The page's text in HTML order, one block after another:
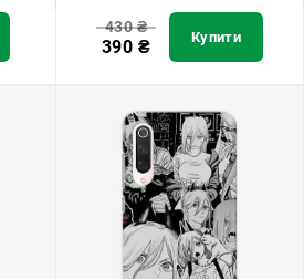
430₴
390 ₴ Купити